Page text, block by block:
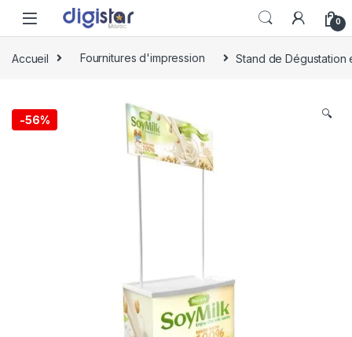
Skip to navigation
Skip to content
0
Accueil Fournitures d'impression Stand de Dégustation
-56% 🔍